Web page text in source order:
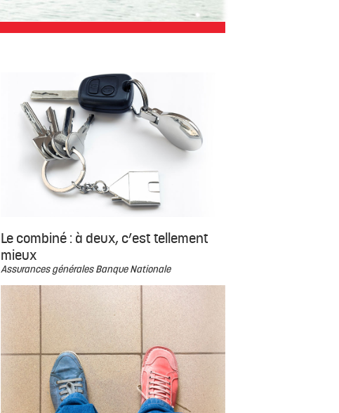
Le combiné : à deux, c’est tellement
mieux
Assurances générales Banque Nationale